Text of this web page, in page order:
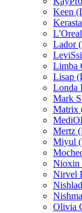
Keen
Lador
Limba
Lisap
Londa
Mark
Mertz
Miyul
Nirvel
Olivia